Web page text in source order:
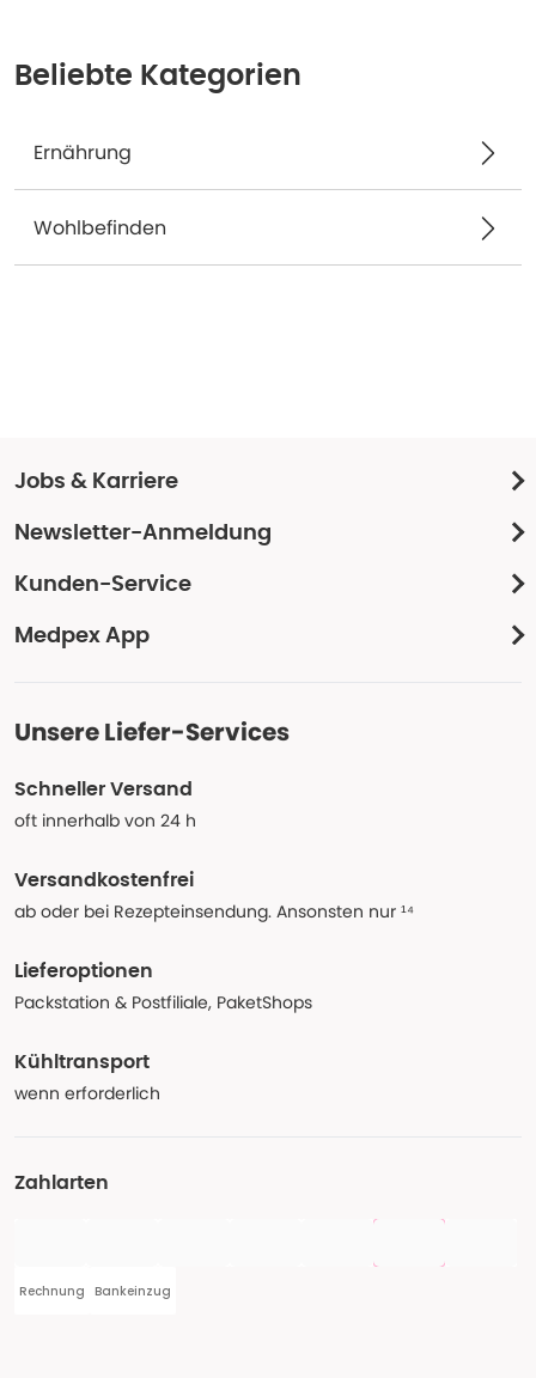
Beliebte Kategorien
Ernährung
Wohlbefinden
Jobs & Karriere
Newsletter-Anmeldung
Kunden-Service
Medpex App
Unsere Liefer-Services
Schneller Versand
oft innerhalb von 24 h
Versandkostenfrei
ab oder bei Rezepteinsendung. Ansonsten nur ¹⁴
Lieferoptionen
Packstation & Postfiliale, PaketShops
Kühltransport
wenn erforderlich
Zahlarten
Rechnung Bankeinzug